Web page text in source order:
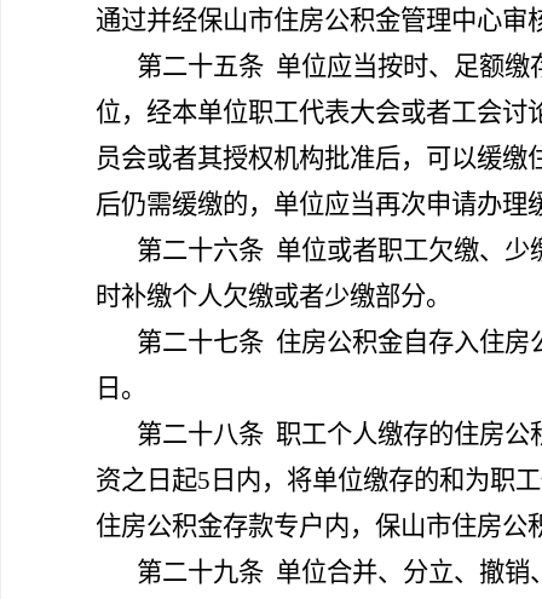
通过并经保山市住房公积金管理中心
第二十五条 单位应当按时、足额缴
位，经本单位职工代表大会或者工会
员会或者其授权机构批准后，可以缓
后仍需缓缴的，单位应当再次申请办理
第二十六条 单位或者职工欠缴、少
时补缴个人欠缴或者少缴部分。
第二十七条 住房公积金自存入住房
日。
第二十八条 职工个人缴存的住房公
资之日起5日内，将单位缴存的和为职
住房公积金存款专户内，保山市住房
第二十九条 单位合并、分立、撤销